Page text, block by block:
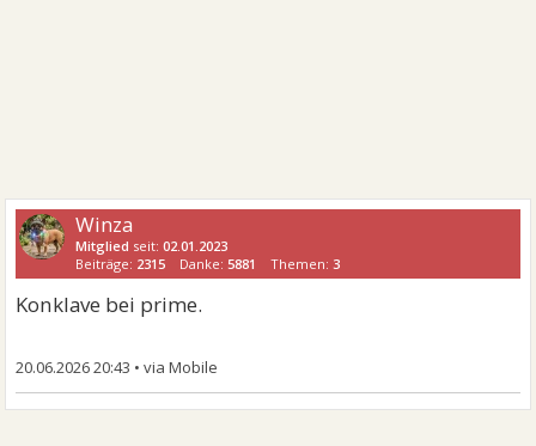
Winza
Mitglied seit:02.01.2023
Beiträge: 2315 Danke: 5881 Themen: 3
Konklave bei prime.
20.06.2026 20:43 •